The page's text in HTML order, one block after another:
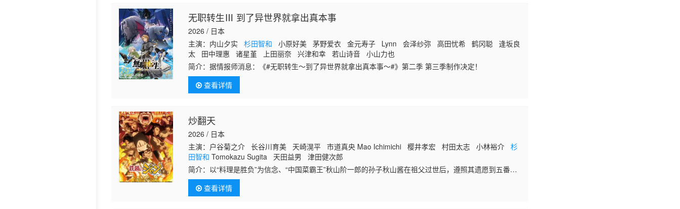
无职转生Ⅲ 到了异世界就拿出真本事
2026 / 日本
主演：内山夕实杉田智和 小原好美 茅野爱衣 金元寿子 Lynn 会泽纱弥 高田忧希 鹤冈聪 逢坂良
太 田中理惠 诸星堇 上田丽奈 兴津和幸 若山诗音 小山力也
简介：据情报师消息：《#无职转生～到了异世界就拿出真本事～#》第二季 第三季制作决定！
查看详情
炒翻天
2026 / 日本
主演：户谷菊之介 长谷川育美 天崎滉平 市道真央 Mao Ichimichi 樱井孝宏 村田太志 小林裕介杉
田智和 Tomokazu Sugita 天田益男 津田健次郎
简介： 以“料理是胜负”为信念、“中国菜霸王”秋山阶一郎的孙子秋山酱在祖父过世后，遵照其遗愿到五番町
饭店去见习，目的是想要挑战有“中华大帝”之称的五番町睦十，他在那里与睦十的孙女、秉持“料理是心”的
五番町雾子相遇，两人因为南辕北辙的信念结下梁子，并力图打倒对方……
查看详情